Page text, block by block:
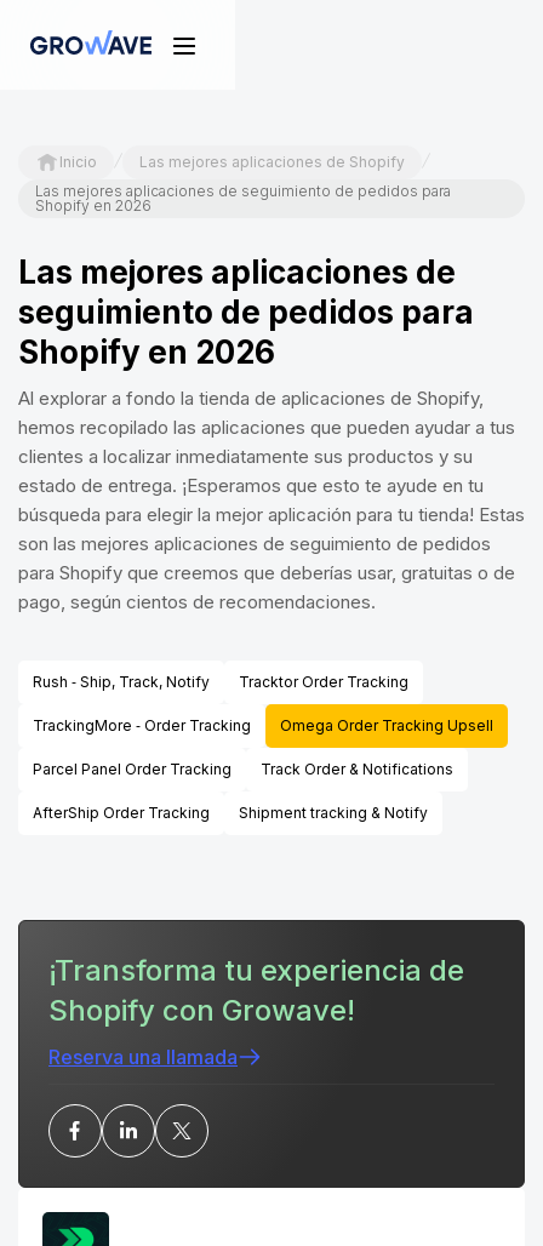
Inicio / Las mejores aplicaciones de Shopify /
Las mejores aplicaciones de seguimiento de pedidos para
Shopify en 2026
Las mejores aplicaciones de
seguimiento de pedidos para
Shopify en 2026
Al explorar a fondo la tienda de aplicaciones de Shopify,
hemos recopilado las aplicaciones que pueden ayudar a tus
clientes a localizar inmediatamente sus productos y su
estado de entrega. ¡Esperamos que esto te ayude en tu
búsqueda para elegir la mejor aplicación para tu tienda! Estas
son las mejores aplicaciones de seguimiento de pedidos
para Shopify que creemos que deberías usar, gratuitas o de
pago, según cientos de recomendaciones.
Rush ‑ Ship, Track, Notify Tracktor Order Tracking
TrackingMore ‑ Order Tracking Omega Order Tracking Upsell
Parcel Panel Order Tracking Track Order & Notifications
AfterShip Order Tracking Shipment tracking & Notify
¡Transforma tu experiencia de
Shopify con Growave!
Reserva una llamada